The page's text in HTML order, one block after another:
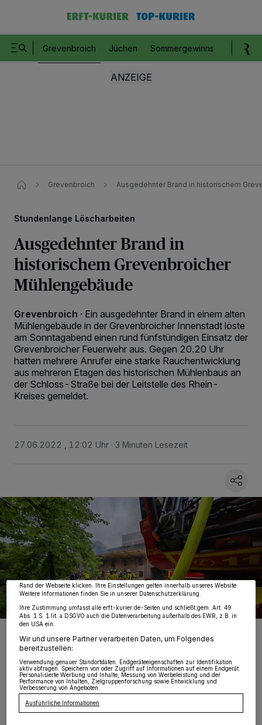
Grevenbroich Jüchen Sommergewinnspiel
Grevenbroich Ausgedehnter Brand in historischem
Stundenlange Löscharbeiten
Ausgedehnter Brand in
historischem Grevenbroicher
Mühlengebäude
Grevenbroich · Ein ausgedehnter Brand in einem alten
Mühlengebäude in der Grevenbroicher Innenstadt löste
am Sonntagabend einen rund fünfstündigen Einsatz der
Grevenbroicher Feuerwehr aus. Gegen 20.20 Uhr
hatten mehrere Anrufer eine starke Rauchentwicklung
aus mehreren Etagen des historischen Mühlenbaus an
der Schloss-Straße bei der Leitstelle des Rhein-
Kreises gemeldet.
27.06.2022 , 12:02 Uhr 3 Minuten Lesezeit
Mühlengebäude.
Foto: FW GV
Wir und unsere218-Partner speichern und greifen auf personenbezogene Daten
wie Browserdaten oder eindeutige Kennungen auf Ihrem Gerät zu. Durch Auswahl
von OK aktivieren Sie Tracking-Technologien für die unter „Wir und unsere
Partner verarbeiten Daten, um Ihnen Dienste bereitzustellen“ aufgeführten
Zwecke. Wenn Tracker deaktiviert sind, sind manche Inhalte und Anzeigen
möglicherweise nicht mehr so relevant für Sie. Sie können dieses Menü jederzeit
wieder aufrufen, um Ihre Einstellungen zu ändern oder Ihre Einwilligung zu
widerrufen, indem Sie auf den Link Einstellungen oder Ablehnen am unteren
Rand der Webseite klicken. Ihre Einstellungen gelten innerhalb unseres Website.
Weitere Informationen finden Sie in unserer Datenschutzerklärung.
Ihre Zustimmung umfasst alle erft-kurier.de-Seiten und schließt gem. Art. 49
Abs. 1 S. 1 lit. a DSGVO auch die Datenverarbeitung außerhalb des EWR, z.B. in
den USA ein.
Wir und unsere Partner verarbeiten Daten, um Folgendes
bereitzustellen:
Verwendung genauer Standortdaten. Endgeräteeigenschaften zur Identifikation
aktiv abfragen. Speichern von oder Zugriff auf Informationen auf einem Endgerät.
Personalisierte Werbung und Inhalte, Messung von Werbeleistung und der
Performance von Inhalten, Zielgruppenforschung sowie Entwicklung und
Verbesserung von Angeboten.
Ausführliche Informationen